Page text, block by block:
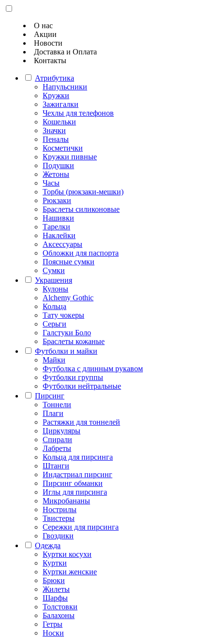
О нас
Акции
Новости
Доставка и Оплата
Контакты
Атрибутика
Напульсники
Кружки
Зажигалки
Чехлы для телефонов
Кошельки
Значки
Пеналы
Косметички
Кружки пивные
Подушки
Жетоны
Часы
Торбы (рюкзаки-мешки)
Рюкзаки
Браслеты силиконовые
Нашивки
Тарелки
Наклейки
Аксессуары
Обложки для паспорта
Поясные сумки
Сумки
Украшения
Кулоны
Alchemy Gothic
Кольца
Тату чокеры
Серьги
Галстуки Боло
Браслеты кожаные
Футболки и майки
Майки
Футболка с длинным рукавом
Футболки группы
Футболки нейтральные
Пирсинг
Тоннели
Плаги
Растяжки для тоннелей
Циркуляры
Спирали
Лабреты
Кольца для пирсинга
Штанги
Индастриал пирсинг
Пирсинг обманки
Иглы для пирсинга
Микробананы
Нострилы
Твистеры
Сережки для пирсинга
Гвоздики
Одежда
Куртки косухи
Куртки
Куртки женские
Брюки
Жилеты
Шарфы
Толстовки
Балахоны
Гетры
Носки